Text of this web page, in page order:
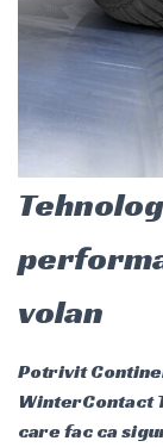
volan
Potrivit
WinterContact
care fac ca